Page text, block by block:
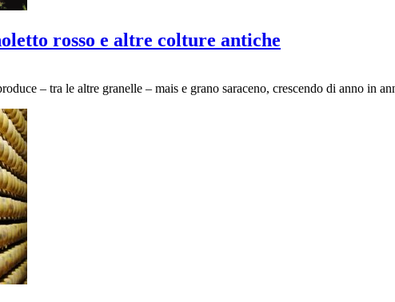
rosso e altre colture antiche
– tra le altre granelle – mais e grano saraceno, crescendo di anno in